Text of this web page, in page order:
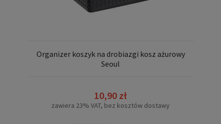
Organizer koszyk na drobiazgi kosz ażurowy
Seoul
10,90 zł
zawiera 23% VAT, bez kosztów dostawy